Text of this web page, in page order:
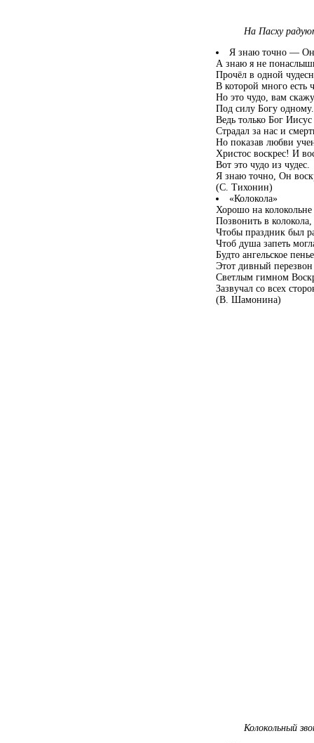
На Пасху
Я знаю точно — Он
А знаю я не
Прочёл в одной
В которой много есть
Но это чудо, вам
Под силу Богу одному.
Ведь только Бог
Страдал за нас и
Но показав любви
Христос воскрес! И
Вот это чудо из чудес.
Я знаю точно, Он
(С. Тихонин)
«Колокола»
Хорошо на колокольне
Позвонить в колокола,
Чтобы праздник был
Чтоб душа запеть
Будто ангельское
Этот дивный перезвон
Светлым гимном
Зазвучал со всех
(В. Шамонина)
Колокольный